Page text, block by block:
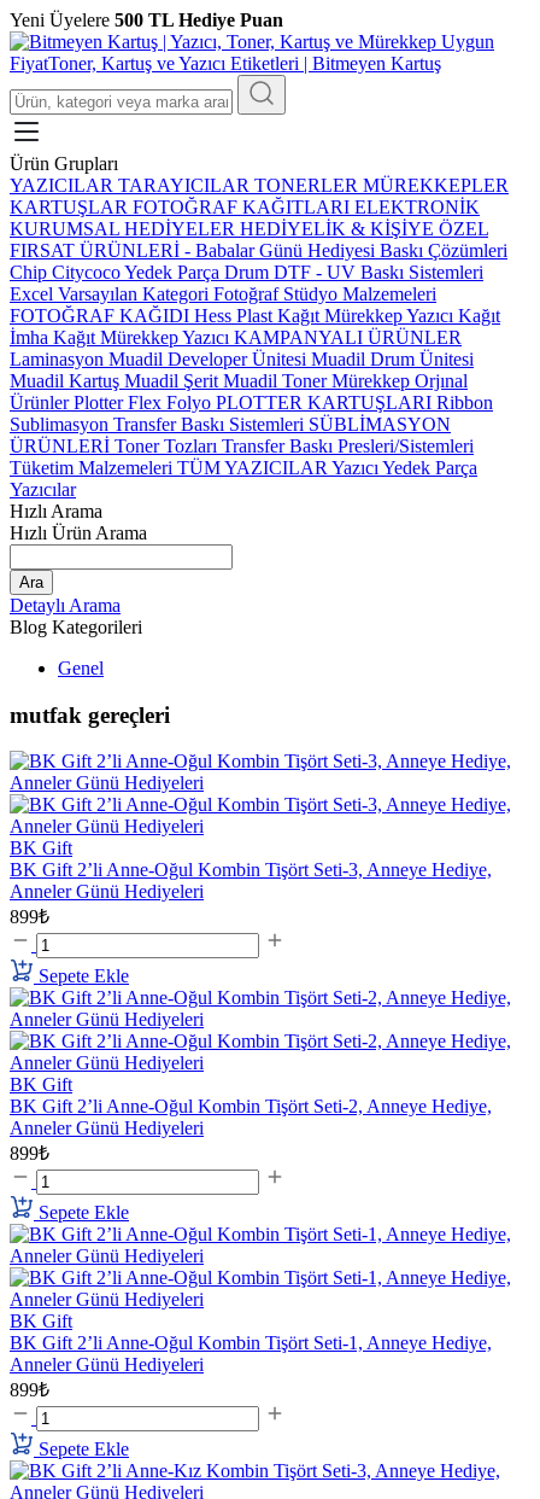
Yeni Üyelere 500 TL Hediye Puan
Ürün Grupları
YAZICILAR TARAYICILAR TONERLER MÜREKKEPLER
KARTUŞLAR FOTOĞRAF KAĞITLARI ELEKTRONİK
KURUMSAL HEDİYELER HEDİYELİK & KİŞİYE ÖZEL
FIRSAT ÜRÜNLERİ - Babalar Günü Hediyesi Baskı Çözümleri
Chip Citycoco Yedek Parça Drum DTF - UV Baskı Sistemleri
Excel Varsayılan Kategori Fotoğraf Stüdyo Malzemeleri
FOTOĞRAF KAĞIDI Hess Plast Kağıt Mürekkep Yazıcı Kağıt
İmha Kağıt Mürekkep Yazıcı KAMPANYALI ÜRÜNLER
Laminasyon Muadil Developer Ünitesi Muadil Drum Ünitesi
Muadil Kartuş Muadil Şerit Muadil Toner Mürekkep Orjınal
Ürünler Plotter Flex Folyo PLOTTER KARTUŞLARI Ribbon
Sublimasyon Transfer Baskı Sistemleri SÜBLİMASYON
ÜRÜNLERİ Toner Tozları Transfer Baskı Presleri/Sistemleri
Tüketim Malzemeleri TÜM YAZICILAR Yazıcı Yedek Parça
Yazıcılar
Hızlı Arama
Hızlı Ürün Arama
Ara
Detaylı Arama
Blog Kategorileri
Genel
mutfak gereçleri
BK Gift
BK Gift 2’li Anne-Oğul Kombin Tişört Seti-3, Anneye Hediye,
Anneler Günü Hediyeleri
899₺
Sepete Ekle
BK Gift
BK Gift 2’li Anne-Oğul Kombin Tişört Seti-2, Anneye Hediye,
Anneler Günü Hediyeleri
899₺
Sepete Ekle
BK Gift
BK Gift 2’li Anne-Oğul Kombin Tişört Seti-1, Anneye Hediye,
Anneler Günü Hediyeleri
899₺
Sepete Ekle